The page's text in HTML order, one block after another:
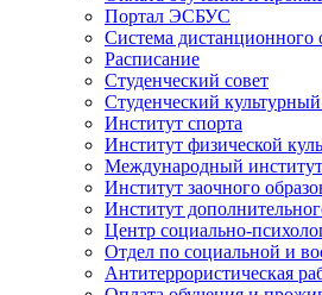
Портал ЭСБУС
Система дистанционного
Расписание
Студенческий совет
Студенческий
Институт спорта
Институт физической
Международный
Институт заочного
Институт
Центр социально-
Отдел по социальной и
Антитеррористическая